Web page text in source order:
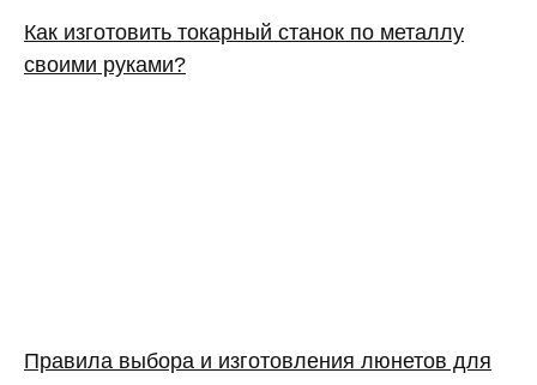
Как изготовить токарный станок по металлу
своими руками?
Правила выбора и изготовления люнетов для